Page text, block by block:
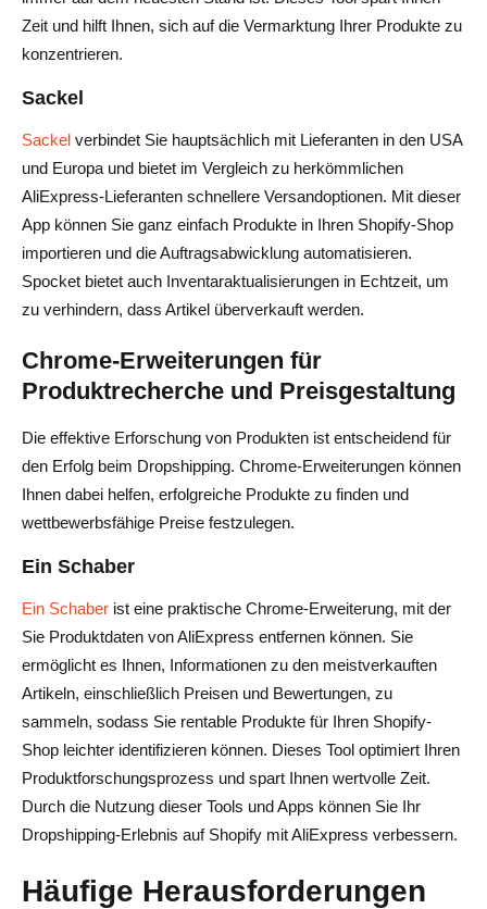
Zeit und hilft Ihnen, sich auf die Vermarktung Ihrer Produkte zu
konzentrieren.
Sackel
Sackel verbindet Sie hauptsächlich mit Lieferanten in den USA
und Europa und bietet im Vergleich zu herkömmlichen
AliExpress-Lieferanten schnellere Versandoptionen. Mit dieser
App können Sie ganz einfach Produkte in Ihren Shopify-Shop
importieren und die Auftragsabwicklung automatisieren.
Spocket bietet auch Inventaraktualisierungen in Echtzeit, um
zu verhindern, dass Artikel überverkauft werden.
Chrome-Erweiterungen für
Produktrecherche und Preisgestaltung
Die effektive Erforschung von Produkten ist entscheidend für
den Erfolg beim Dropshipping. Chrome-Erweiterungen können
Ihnen dabei helfen, erfolgreiche Produkte zu finden und
wettbewerbsfähige Preise festzulegen.
Ein Schaber
Ein Schaber ist eine praktische Chrome-Erweiterung, mit der
Sie Produktdaten von AliExpress entfernen können. Sie
ermöglicht es Ihnen, Informationen zu den meistverkauften
Artikeln, einschließlich Preisen und Bewertungen, zu
sammeln, sodass Sie rentable Produkte für Ihren Shopify-
Shop leichter identifizieren können. Dieses Tool optimiert Ihren
Produktforschungsprozess und spart Ihnen wertvolle Zeit.
Durch die Nutzung dieser Tools und Apps können Sie Ihr
Dropshipping-Erlebnis auf Shopify mit AliExpress verbessern.
Häufige Herausforderungen